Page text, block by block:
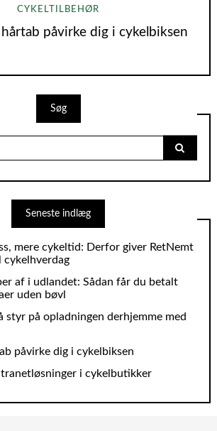
CYKELTILBEHØR
påvirke dig i cykelbiksen
Søg
Seneste indlæg
mere cykeltid: Derfor giver RetNemt
cykelhverdag
af i udlandet: Sådan får du betalt
uden bøvl
styr på opladningen derhjemme med
påvirke dig i cykelbiksen
i cykelbutikker